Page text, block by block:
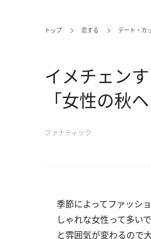
トップ 恋する デート・カ
イメチェン
「女性の秋
ファナティック
季節によってファッシ
しゃれな女性って多い
と雰囲気が変わるので